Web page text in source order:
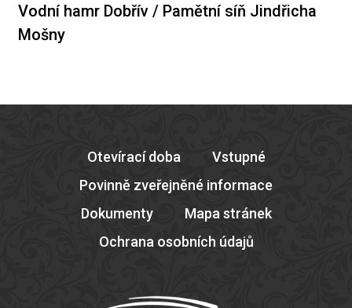
Vodní hamr Dobřív / Pamětní síň Jindřicha
Mošny
Otevírací doba
Vstupné
Povinně zveřejněné informace
Dokumenty
Mapa stránek
Ochrana osobních údajů